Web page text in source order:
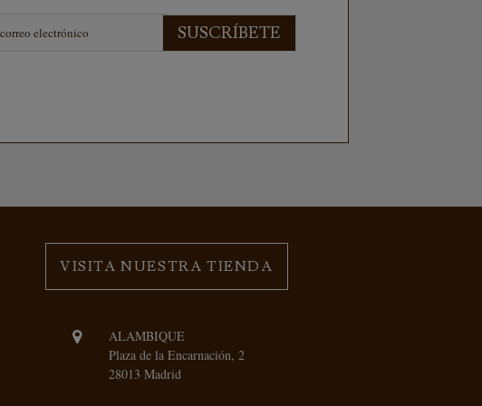
SUSCRÍBETE
VISITA NUESTRA TIENDA
ALAMBIQUE
Plaza de la Encarnación, 2
28013 Madrid